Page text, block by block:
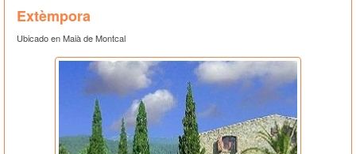
Extèmpora
Ubicado en Maià de Montcal